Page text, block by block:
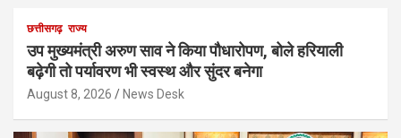
छत्तीसगढ़ राज्य
उप मुख्यमंत्री अरुण साव ने किया पौधारोपण, बोले हरियाली
बढ़ेगी तो पर्यावरण भी स्वस्थ और सुंदर बनेगा
August 8, 2026 News Desk